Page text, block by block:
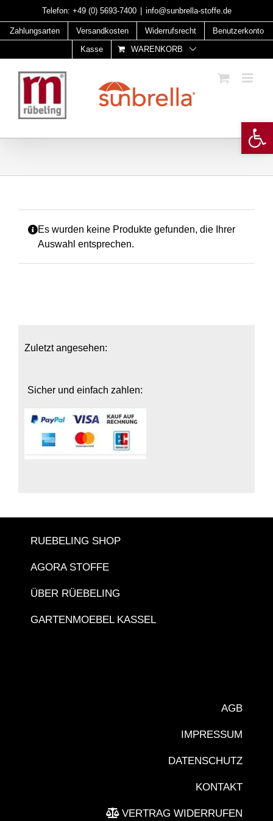
to
content
Telefon: +49 (0) 5693-7400 info@sunbrella-stoffe.de
Zahlungsarten Versandkosten Widerrufsrecht
Benutzerkonto
Kasse
WARENKORB
Es wurden keine Produkte gefunden, die Ihrer
Auswahl entsprechen.
Zuletzt angesehen:
Sicher und einfach zahlen:
RUEBELING SHOP
AGORA STOFFE
ÜBER RÜEBELING
GARTENMOEBEL KASSEL
AGB
IMPRESSUM
DATENSCHUTZ
KONTAKT
VERTRAG WIDERRUFEN